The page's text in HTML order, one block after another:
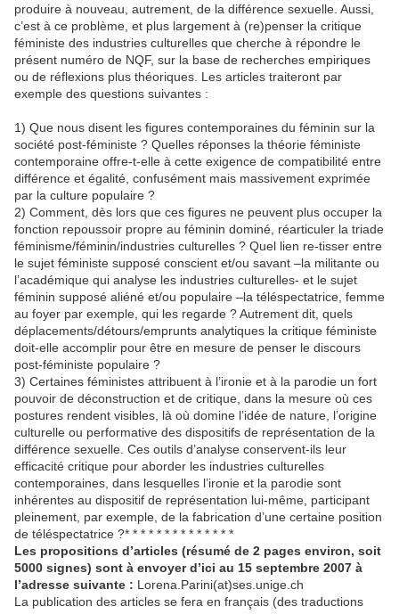
produire à nouveau, autrement, de la différence sexuelle. Aussi,
c’est à ce problème, et plus largement à (re)penser la critique
féministe des industries culturelles que cherche à répondre le
présent numéro de NQF, sur la base de recherches empiriques
ou de réflexions plus théoriques. Les articles traiteront par
exemple des questions suivantes :
1) Que nous disent les figures contemporaines du féminin sur la
société post-féministe ? Quelles réponses la théorie féministe
contemporaine offre-t-elle à cette exigence de compatibilité entre
différence et égalité, confusément mais massivement exprimée
par la culture populaire ?
2) Comment, dès lors que ces figures ne peuvent plus occuper la
fonction repoussoir propre au féminin dominé, réarticuler la triade
féminisme/féminin/industries culturelles ? Quel lien re-tisser entre
le sujet féministe supposé conscient et/ou savant –la militante ou
l’académique qui analyse les industries culturelles- et le sujet
féminin supposé aliéné et/ou populaire –la téléspectatrice, femme
au foyer par exemple, qui les regarde ? Autrement dit, quels
déplacements/détours/emprunts analytiques la critique féministe
doit-elle accomplir pour être en mesure de penser le discours
post-féministe populaire ?
3) Certaines féministes attribuent à l’ironie et à la parodie un fort
pouvoir de déconstruction et de critique, dans la mesure où ces
postures rendent visibles, là où domine l’idée de nature, l’origine
culturelle ou performative des dispositifs de représentation de la
différence sexuelle. Ces outils d’analyse conservent-ils leur
efficacité critique pour aborder les industries culturelles
contemporaines, dans lesquelles l’ironie et la parodie sont
inhérentes au dispositif de représentation lui-même, participant
pleinement, par exemple, de la fabrication d’une certaine position
de téléspectatrice ?* * * * * * * * * * * * * *
Les propositions d’articles (résumé de 2 pages environ, soit
5000 signes) sont à envoyer d’ici au 15 septembre 2007 à
l’adresse suivante : Lorena.Parini(at)ses.unige.ch
La publication des articles se fera en français (des traductions